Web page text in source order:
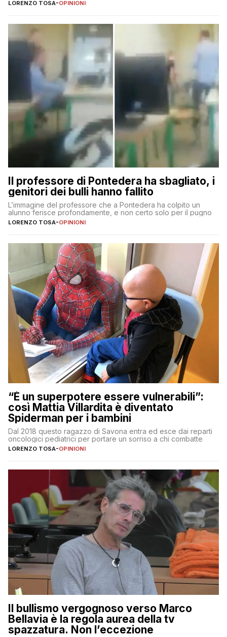
LORENZO TOSA-OPINIONI
Il professore di Pontedera ha sbagliato, i
genitori dei bulli hanno fallito
L’immagine del professore che a Pontedera ha colpito un
alunno ferisce profondamente, e non certo solo per il pugno
LORENZO TOSA-OPINIONI
“È un superpotere essere vulnerabili”:
così Mattia Villardita è diventato
Spiderman per i bambini
Dal 2018 questo ragazzo di Savona entra ed esce dai reparti
oncologici pediatrici per portare un sorriso a chi combatte
LORENZO TOSA-OPINIONI
Il bullismo vergognoso verso Marco
Bellavia è la regola aurea della tv
spazzatura. Non l’eccezione